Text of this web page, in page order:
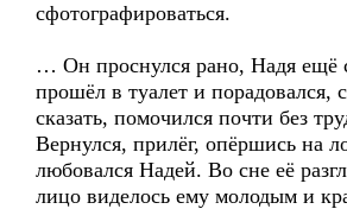
сфотографироваться.
… Он проснулся рано, Надя ещё
прошёл в туалет и порадовался,
сказать, помочился почти без
Вернулся, прилёг, опёршись на
любовался Надей. Во сне её
лицо виделось ему молодым и